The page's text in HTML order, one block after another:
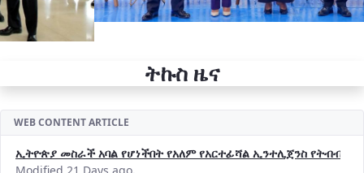
ኢትዮጵያ መስራች አባል የሆነችበት የአለም የአርተፊሻል ኢንተሊጀንስ የትብብር
Modified 21 Days ago.